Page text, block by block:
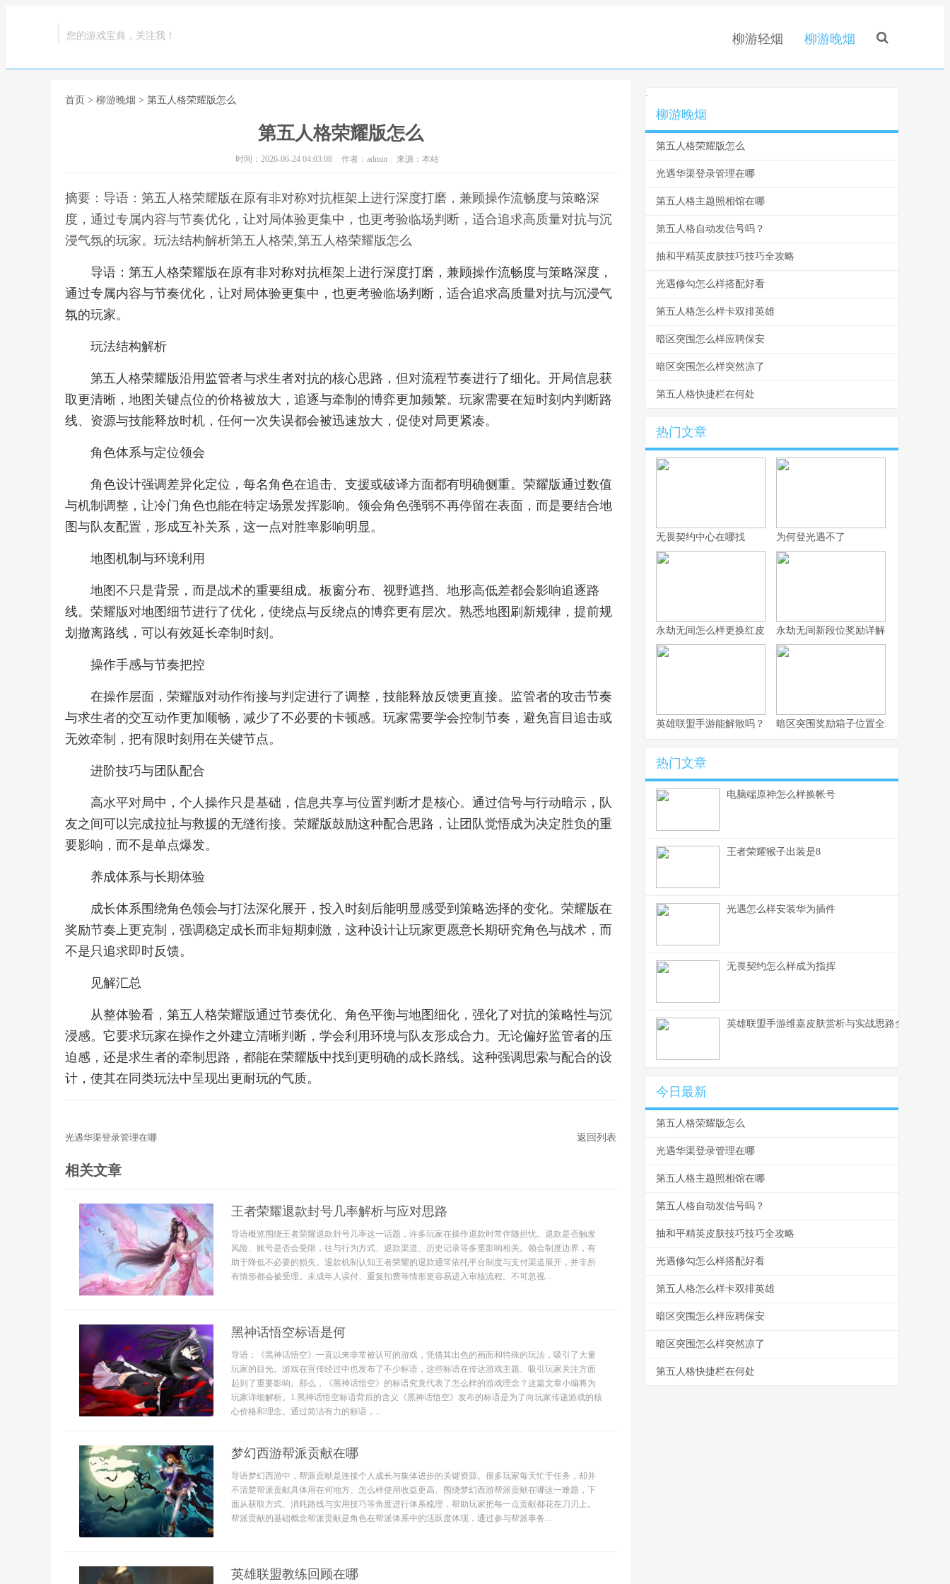
您的游戏宝典，关注我！ 柳游轻烟 柳游晚烟
首页 > 柳游晚烟 > 第五人格荣耀版怎么
第五人格荣耀版怎么
时间：2026-06-24 04:03:08 作者：admin 来源：本站
摘要：导语：第五人格荣耀版在原有非对称对抗框架上进行深度打磨，兼顾操作流畅度与策略深
度，通过专属内容与节奏优化，让对局体验更集中，也更考验临场判断，适合追求高质量对抗与沉
浸气氛的玩家。玩法结构解析第五人格荣,第五人格荣耀版怎么
导语：第五人格荣耀版在原有非对称对抗框架上进行深度打磨，兼顾操作流畅度与策略深度，
通过专属内容与节奏优化，让对局体验更集中，也更考验临场判断，适合追求高质量对抗与沉浸气
氛的玩家。
玩法结构解析
第五人格荣耀版沿用监管者与求生者对抗的核心思路，但对流程节奏进行了细化。开局信息获
取更清晰，地图关键点位的价格被放大，追逐与牵制的博弈更加频繁。玩家需要在短时刻内判断路
线、资源与技能释放时机，任何一次失误都会被迅速放大，促使对局更紧凑。
角色体系与定位领会
角色设计强调差异化定位，每名角色在追击、支援或破译方面都有明确侧重。荣耀版通过数值
与机制调整，让冷门角色也能在特定场景发挥影响。领会角色强弱不再停留在表面，而是要结合地
图与队友配置，形成互补关系，这一点对胜率影响明显。
地图机制与环境利用
地图不只是背景，而是战术的重要组成。板窗分布、视野遮挡、地形高低差都会影响追逐路
线。荣耀版对地图细节进行了优化，使绕点与反绕点的博弈更有层次。熟悉地图刷新规律，提前规
划撤离路线，可以有效延长牵制时刻。
操作手感与节奏把控
在操作层面，荣耀版对动作衔接与判定进行了调整，技能释放反馈更直接。监管者的攻击节奏
与求生者的交互动作更加顺畅，减少了不必要的卡顿感。玩家需要学会控制节奏，避免盲目追击或
无效牵制，把有限时刻用在关键节点。
进阶技巧与团队配合
高水平对局中，个人操作只是基础，信息共享与位置判断才是核心。通过信号与行动暗示，队
友之间可以完成拉扯与救援的无缝衔接。荣耀版鼓励这种配合思路，让团队觉悟成为决定胜负的重
要影响，而不是单点爆发。
养成体系与长期体验
成长体系围绕角色领会与打法深化展开，投入时刻后能明显感受到策略选择的变化。荣耀版在
奖励节奏上更克制，强调稳定成长而非短期刺激，这种设计让玩家更愿意长期研究角色与战术，而
不是只追求即时反馈。
见解汇总
从整体验看，第五人格荣耀版通过节奏优化、角色平衡与地图细化，强化了对抗的策略性与沉
浸感。它要求玩家在操作之外建立清晰判断，学会利用环境与队友形成合力。无论偏好监管者的压
迫感，还是求生者的牵制思路，都能在荣耀版中找到更明确的成长路线。这种强调思索与配合的设
计，使其在同类玩法中呈现出更耐玩的气质。
光遇华渠登录管理在哪 返回列表
相关文章
王者荣耀退款封号几率解析与应对思路
导语概览围绕王者荣耀退款封号几率这一话题，许多玩家在操作退款时常伴随担忧。退款是否触发
风险、账号是否会受限，往与行为方式、退款渠道、历史记录等多重影响相关。领会制度边界，有
助于降低不必要的损失。退款机制认知王者荣耀的退款通常依托平台制度与支付渠道展开，并非所
有情形都会被受理。未成年人误付、重复扣费等情形更容易进入审核流程。不可忽视...
黑神话悟空标语是何
导语：《黑神话悟空》一直以来非常被认可的游戏，凭借其出色的画面和特殊的玩法，吸引了大量
玩家的目光。游戏在宣传经过中也发布了不少标语，这些标语在传达游戏主题、吸引玩家关注方面
起到了重要影响。那么，《黑神话悟空》的标语究竟代表了怎么样的游戏理念？这篇文章小编将为
玩家详细解析。1.黑神话悟空标语背后的含义《黑神话悟空》发布的标语是为了向玩家传递游戏的核
心价格和理念。通过简洁有力的标语，...
梦幻西游帮派贡献在哪
导语梦幻西游中，帮派贡献是连接个人成长与集体进步的关键资源。很多玩家每天忙于任务，却并
不清楚帮派贡献具体用在何地方、怎么样使用收益更高。围绕梦幻西游帮派贡献在哪这一难题，下
面从获取方式、消耗路线与实用技巧等角度进行体系梳理，帮助玩家把每一点贡献都花在刀刃上。
帮派贡献的基础概念帮派贡献是角色在帮派体系中的活跃度体现，通过参与帮派事务...
英雄联盟教练回顾在哪
.
柳游晚烟
第五人格荣耀版怎么
光遇华渠登录管理在哪
第五人格主题照相馆在哪
第五人格自动发信号吗？
抽和平精英皮肤技巧技巧全攻略
光遇修勾怎么样搭配好看
第五人格怎么样卡双排英雄
暗区突围怎么样应聘保安
暗区突围怎么样突然凉了
第五人格快捷栏在何处
热门文章
无畏契约中心在哪找 为何登光遇不了
永劫无间怎么样更换红皮 永劫无间新段位奖励详解
英雄联盟手游能解散吗？ 暗区突围奖励箱子位置全攻略
热门文章
电脑端原神怎么样换帐号
王者荣耀猴子出装是8
光遇怎么样安装华为插件
无畏契约怎么样成为指挥
英雄联盟手游维嘉皮肤赏析与实战思路全解
今日最新
第五人格荣耀版怎么
光遇华渠登录管理在哪
第五人格主题照相馆在哪
第五人格自动发信号吗？
抽和平精英皮肤技巧技巧全攻略
光遇修勾怎么样搭配好看
第五人格怎么样卡双排英雄
暗区突围怎么样应聘保安
暗区突围怎么样突然凉了
第五人格快捷栏在何处